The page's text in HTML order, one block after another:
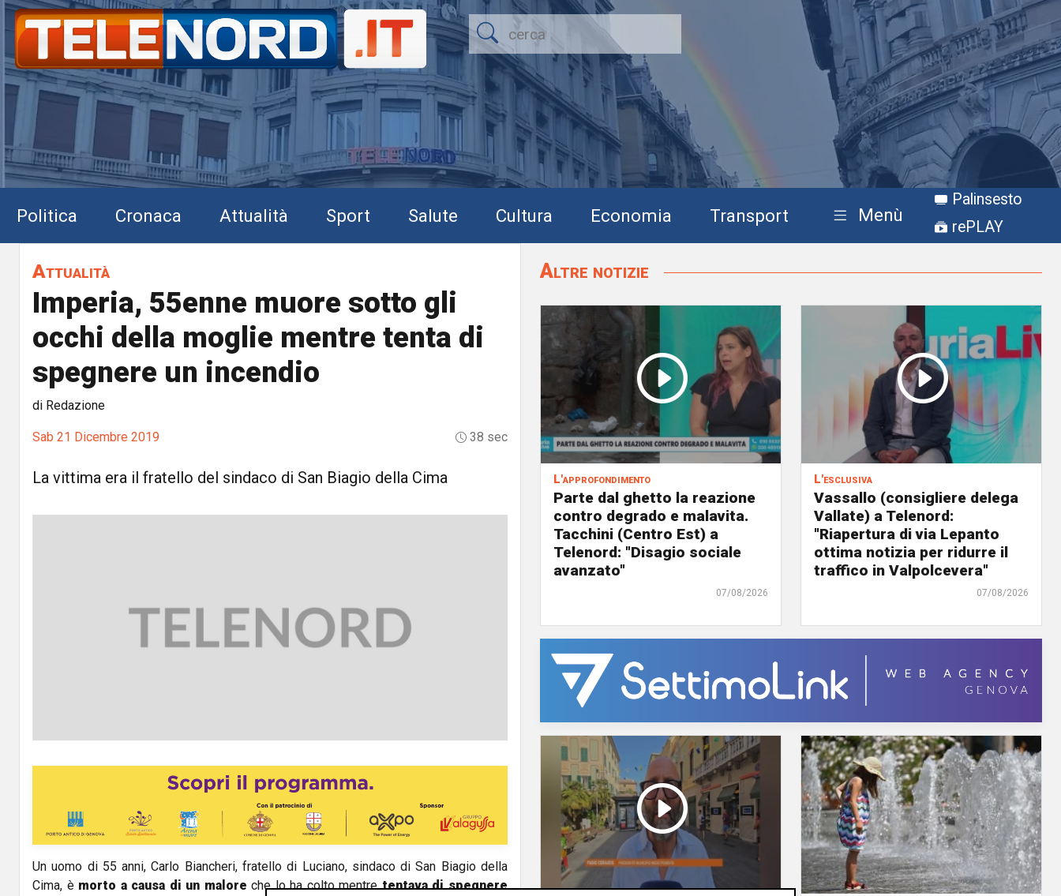
Politica Cronaca Attualità Sport Salute Cultura Economia Transport Menù
Palinsesto
rePLAY
Attualità
Imperia, 55enne muore sotto gli
occhi della moglie mentre tenta di
spegnere un incendio
di Redazione
Sab 21 Dicembre 2019 38 sec
La vittima era il fratello del sindaco di San Biagio della Cima
Un uomo di 55 anni, Carlo Biancheri, fratello di Luciano, sindaco di San Biagio della
Cima, è morto a causa di un malore che lo ha colto mentretentava di spegnere
Altre notizie
L'approfondimento
Parte dal ghetto la reazione
contro degrado e malavita.
Tacchini (Centro Est) a
Telenord: "Disagio sociale
avanzato"
07/08/2026
L'esclusiva
Vassallo (consigliere delega
Vallate) a Telenord:
"Riapertura di via Lepanto
ottima notizia per ridurre il
traffico in Valpolcevera"
07/08/2026